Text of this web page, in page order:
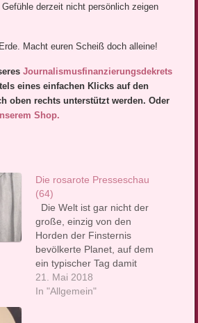
derzeit nicht persönlich zeigen
Macht euren Scheiß doch alleine!
Journalismusfinanzierungsdekrets
eines einfachen Klicks auf den
oben rechts unterstützt werden. Oder
Shop.
Die rosarote Presseschau
(64)
Die Welt ist gar nicht der
große, einzig von den
Horden der Finsternis
bevölkerte Planet, auf dem
ein typischer Tag damit
beginnt, dass man sich am
liebsten gleich wieder die
21. Mai 2018
In "Allgemein"